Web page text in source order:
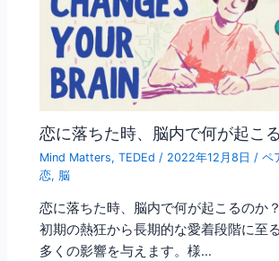
恋に落ちた時、脳内で何が起こ
Mind Matters,TEDEd / 2022年12月8日 /ペ
恋, 脳
恋に落ちた時、脳内で何が起こるのか
初期の熱狂から長期的な愛着段階に至
多くの影響を与えます。様…